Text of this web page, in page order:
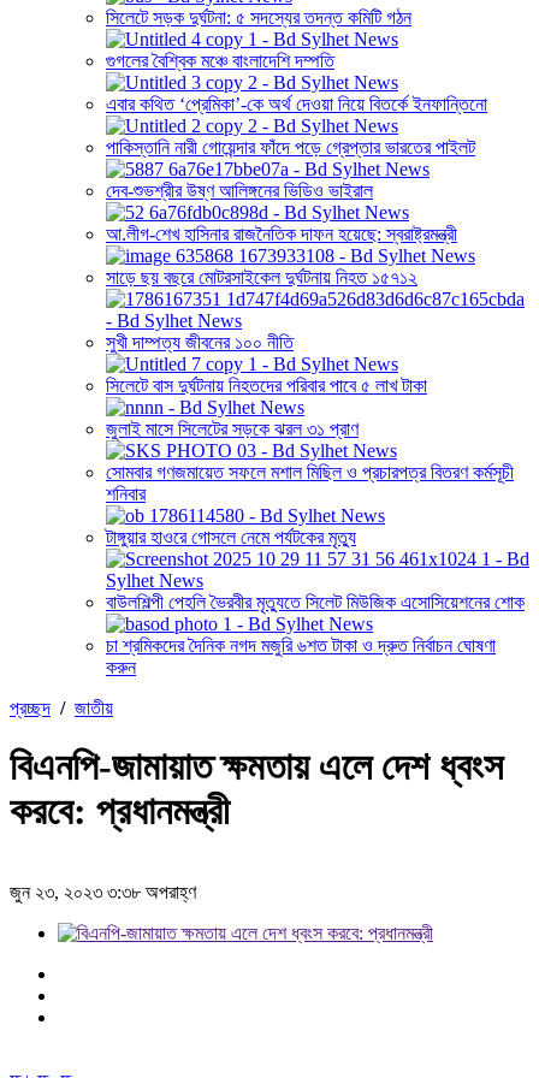
সিলেটে সড়ক দুর্ঘটনা: ৫ সদস্যের তদন্ত কমিটি গঠন
গুগলের বৈশ্বিক মঞ্চে বাংলাদেশি দম্পতি
এবার কথিত ‘প্রেমিকা’-কে অর্থ দেওয়া নিয়ে বিতর্কে ইনফান্তিনো
পাকিস্তানি নারী গোয়েন্দার ফাঁদে পড়ে গ্রেপ্তার ভারতের পাইলট
দেব-শুভশ্রীর উষ্ণ আলিঙ্গনের ভিডিও ভাইরাল
আ.লীগ-শেখ হাসিনার রাজনৈতিক দাফন হয়েছে: স্বরাষ্ট্রমন্ত্রী
সাড়ে ছয় বছরে মোটরসাইকেল দুর্ঘটনায় নিহত ১৫৭১২
সুখী দাম্পত্য জীবনের ১০০ নীতি
সিলেটে বাস দুর্ঘটনায় নিহতদের পরিবার পাবে ৫ লাখ টাকা
জুলাই মাসে সিলেটের সড়কে ঝরল ৩১ প্রাণ
সোমবার গণজমায়েত সফলে মশাল মিছিল ও প্রচারপত্র বিতরণ কর্মসূচী
শনিবার
টাঙ্গুয়ার হাওরে গোসলে নেমে পর্যটকের মৃত্যু
বাউলশিল্পী পেহলি ভৈরবীর মৃত্যুতে সিলেট মিউজিক এসোসিয়েশনের শোক
চা শ্রমিকদের দৈনিক নগদ মজুরি ৬শত টাকা ও দ্রুত নির্বাচন ঘোষণা
করুন
প্রচ্ছদ / জাতীয়
বিএনপি-জামায়াত ক্ষমতায় এলে দেশ ধ্বংস
করবে: প্রধানমন্ত্রী
জুন ২৩, ২০২৩ ৩:৩৮ অপরাহ্ণ